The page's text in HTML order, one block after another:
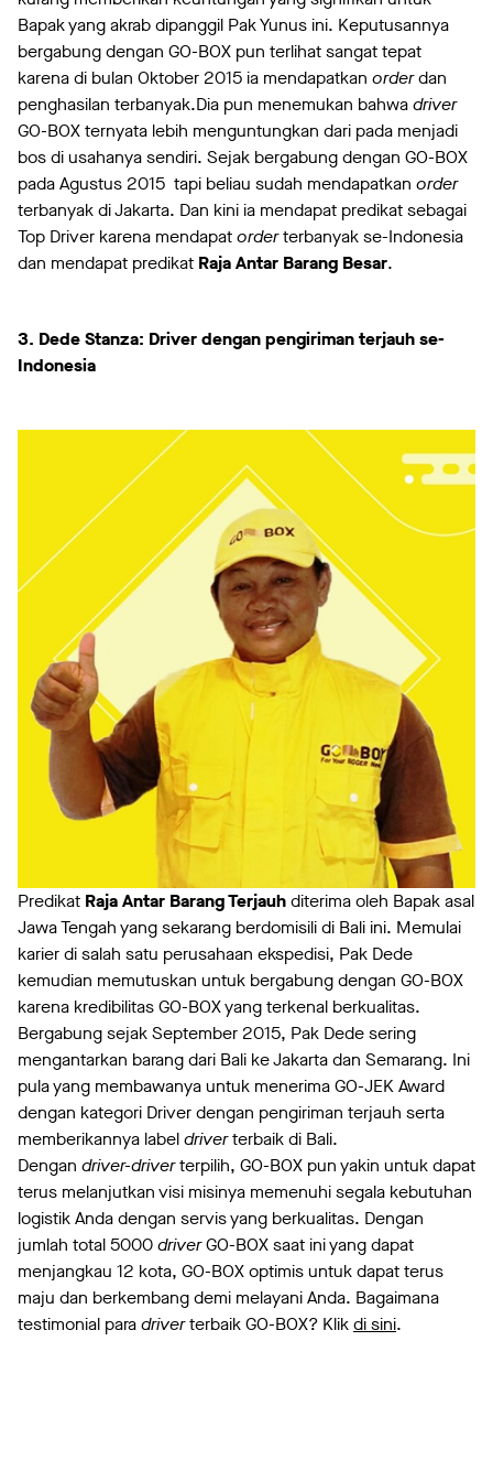
Bapak yang akrab dipanggil Pak Yunus ini. Keputusannya
bergabung dengan GO-BOX pun terlihat sangat tepat
karena di bulan Oktober 2015 ia mendapatkan orderdan
penghasilan terbanyak.Dia pun menemukan bahwadriver
GO-BOX ternyata lebih menguntungkan dari pada menjadi
bos di usahanya sendiri. Sejak bergabung dengan GO-BOX
pada Agustus 2015 tapi beliau sudah mendapatkan order
terbanyak di Jakarta. Dan kini ia mendapat predikat sebagai
Top Driver karena mendapatorderterbanyak se-Indonesia
dan mendapat predikat Raja Antar Barang Besar.
3. Dede Stanza: Driver dengan pengiriman terjauh se-
Indonesia
Predikat Raja Antar Barang Terjauhditerima oleh Bapak asal
Jawa Tengah yang sekarang berdomisili di Bali ini. Memulai
karier di salah satu perusahaan ekspedisi, Pak Dede
kemudian memutuskan untuk bergabung dengan GO-BOX
karena kredibilitas GO-BOX yang terkenal berkualitas.
Bergabung sejak September 2015, Pak Dede sering
mengantarkan barang dari Bali ke Jakarta dan Semarang. Ini
pula yang membawanya untuk menerima GO-JEK Award
dengan kategori Driver dengan pengiriman terjauh serta
memberikannya labeldriverterbaik di Bali.
Dengan driver-driverterpilih, GO-BOX pun yakin untuk dapat
terus melanjutkan visi misinya memenuhi segala kebutuhan
logistik Anda dengan servis yang berkualitas. Dengan
jumlah total 5000driverGO-BOX saat ini yang dapat
menjangkau 12 kota, GO-BOX optimis untuk dapat terus
maju dan berkembang demi melayani Anda. Bagaimana
testimonial paradriverterbaik GO-BOX? Klikdi sini.